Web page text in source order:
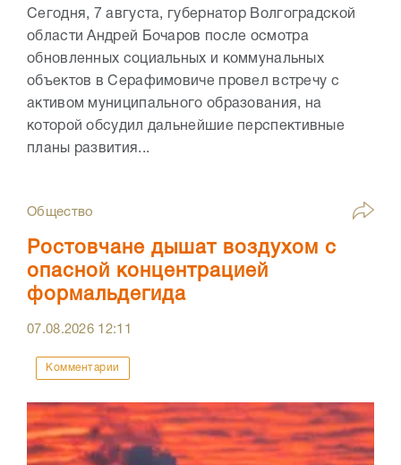
Сегодня, 7 августа, губернатор Волгоградской
области Андрей Бочаров после осмотра
обновленных социальных и коммунальных
объектов в Серафимовиче провел встречу с
активом муниципального образования, на
которой обсудил дальнейшие перспективные
планы развития...
Общество
Ростовчане дышат воздухом с
опасной концентрацией
формальдегида
07.08.2026 12:11
Комментарии